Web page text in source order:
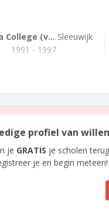
College (v... Sleeuwijk
1991 - 1997
profiel van
je GRATIS je scholen
je en begin meteen!